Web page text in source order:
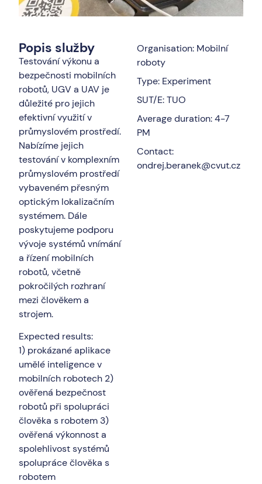
Popis služby
Testování výkonu a
bezpečnosti mobilních
robotů, UGV a UAV je
důležité pro jejich
efektivní využití v
průmyslovém prostředí.
Nabízíme jejich
testování v komplexním
průmyslovém prostředí
vybaveném přesným
optickým lokalizačním
systémem. Dále
poskytujeme podporu
vývoje systémů vnímání
a řízení mobilních
robotů, včetně
pokročilých rozhraní
mezi člověkem a
strojem.
Expected results:
1) prokázané aplikace
umělé inteligence v
mobilních robotech 2)
ověřená bezpečnost
robotů při spolupráci
člověka s robotem 3)
ověřená výkonnost a
spolehlivost systémů
spolupráce člověka s
robotem
Organisation: Mobilní
roboty
Type: Experiment
SUT/E: TUO
Average duration: 4-7
PM
Contact:
ondrej.beranek@cvut.cz